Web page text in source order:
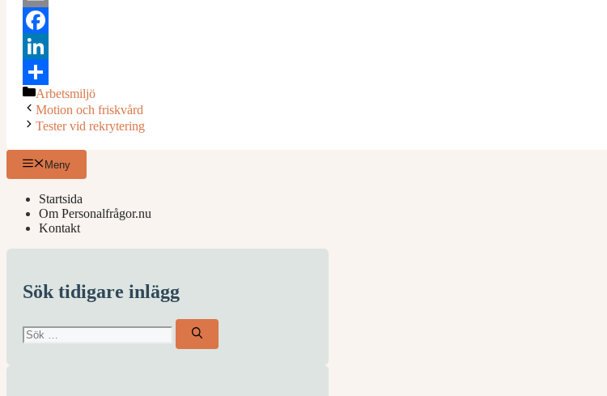
Email
Facebook
LinkedIn
DelaKategorier
Arbetsmiljö
Motion och friskvård
Tester vid rekrytering
Meny
Startsida
Om Personalfrågor.nu
Kontakt
Sök tidigare inlägg
Sök
efter: